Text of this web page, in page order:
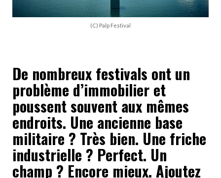
(C) Palp Festival
De nombreux festivals ont un
problème d’immobilier et
poussent souvent aux mêmes
endroits. Une ancienne base
militaire ? Très bien. Une friche
industrielle ? Perfect. Un
champ ? Encore mieux. Ajoutez